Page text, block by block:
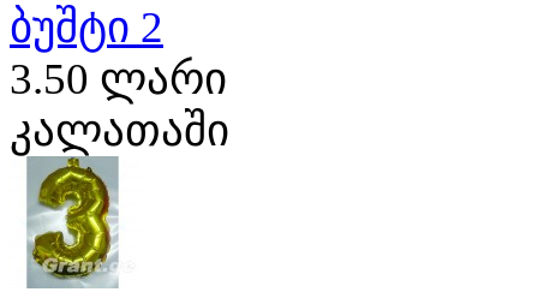
ბუშტი 2
3.50 ლარი
კალათაში